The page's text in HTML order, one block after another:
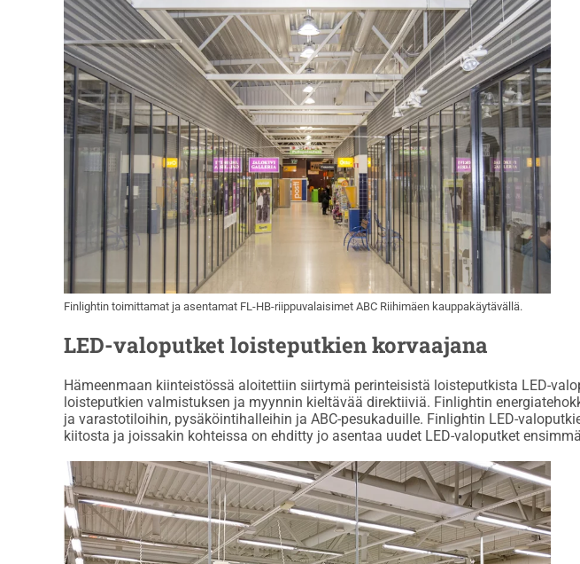
Finlightin toimittamat ja asentamat FL-HB-riippuvalaisimet ABC Riihimäen kauppakäytävällä.
LED-valoputket loisteputkien korvaajana
Hämeenmaan kiinteistössä aloitettiin siirtymä perinteisistä loisteputkista LED-
loisteputkien valmistuksen ja myynnin kieltävää direktiiviä. Finlightin
ja varastotiloihin, pysäköintihalleihin ja ABC-pesukaduille. Finlightin LED-
kiitosta ja joissakin kohteissa on ehditty jo asentaa uudet LED-valoputket